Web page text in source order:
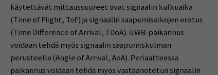
käytettävät mittaussuureet ovat signaalin kulkuaika
(Time of Flight, ToF) ja signaalin saapumisaikojen erotus
(Time Difference of Arrival, TDoA). UWB-paikannus
voidaan tehdä myös signaalin saapumiskulman
perusteella (Angle of Arrival, AoA). Periaatteessa
paikannus voidaan tehdä myös vastaanotetun signaalin